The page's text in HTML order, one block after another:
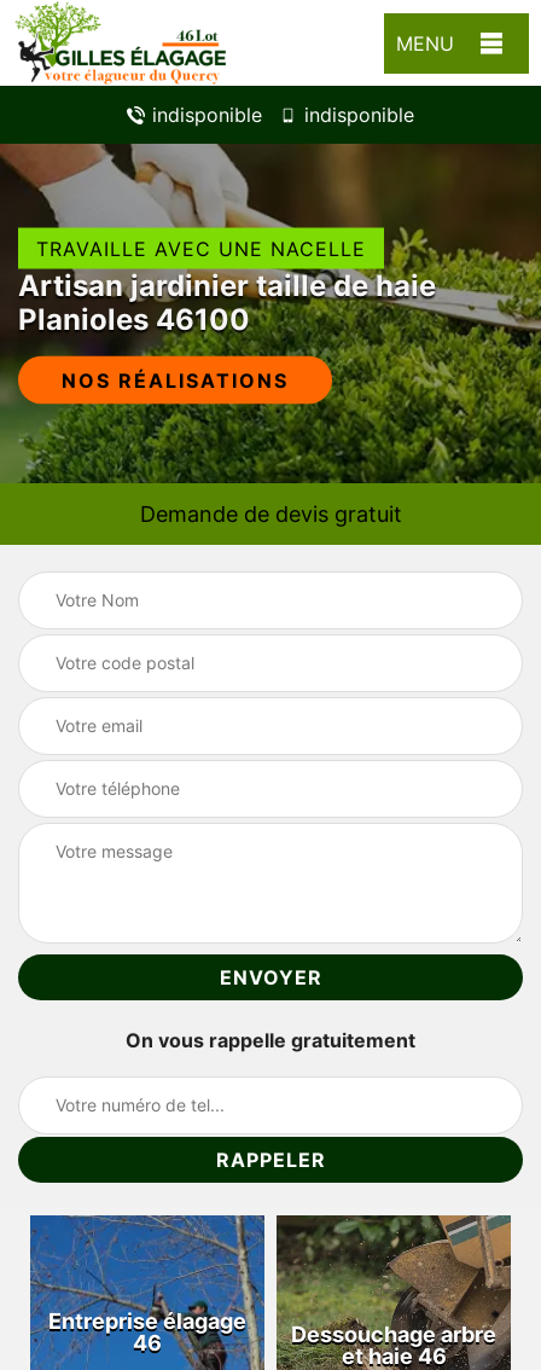
MENU
indisponible indisponible
TRAVAILLE AVEC UNE NACELLE
Artisan jardinier taille de haie
Planioles 46100
NOS RÉALISATIONS
Demande de devis gratuit
On vous rappelle gratuitement
Entreprise élagage
46
Dessouchage arbre
et haie 46